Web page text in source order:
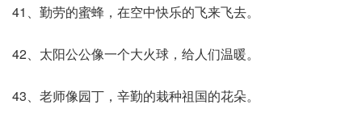
41、勤劳的蜜蜂，在空中快乐的飞来飞去。
42、太阳公公像一个大火球，给人们温暖。
43、老师像园丁，辛勤的栽种祖国的花朵。